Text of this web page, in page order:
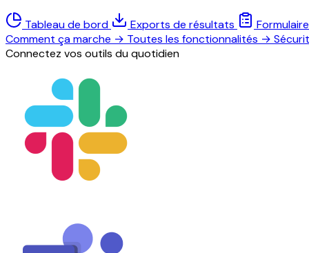
Tableau de bord Exports de résultats
Comment ça marche → Toutes les fonctionnalités →
Connectez vos outils du quotidien